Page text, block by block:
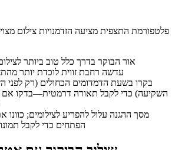
פלטפורמת התצפית מציעה הזדמנויות צילום
אור הבוקר בדרך כלל טוב ביותר
עדשה רחבת זווית לוכדת יותר
בקרו בשעת הדמדומים הכחולים (רק לפני
השקיעה) כדי לקבל תאורה דרמטית—בדקו אם
מסך ההגנה עלול להפריע לצילומים;
הפתחים כדי לקבל